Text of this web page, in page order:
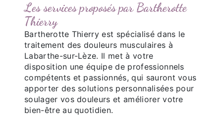
Les services proposés par Bartherotte
Thierry
Bartherotte Thierry est spécialisé dans le
traitement des douleurs musculaires à
Labarthe-sur-Lèze. Il met à votre
disposition une équipe de professionnels
compétents et passionnés, qui sauront vous
apporter des solutions personnalisées pour
soulager vos douleurs et améliorer votre
bien-être au quotidien.